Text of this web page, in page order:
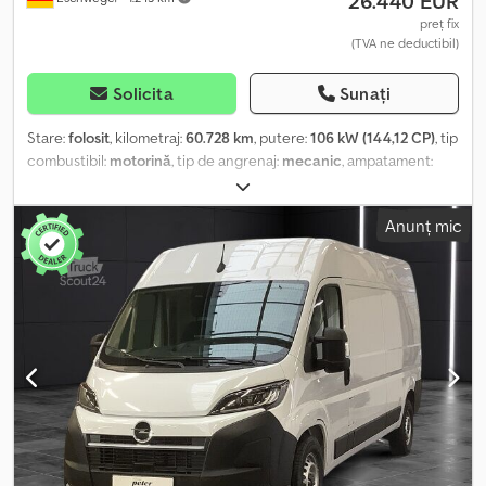
preț fix
(TVA ne deductibil)
Solicita Sunați
Stare:folosit, kilometraj:60.728 km, putere:106 kW (144,12 CP), tip
combustibil: motorină, tip de angrenaj: mecanic, ampatament:
2.850 kg
greutatea maximă de încărcare:1.012 kg, prima înmatriculare:
07/2022, lungimea spațiului de încărcare:
, lățimea
spațiului de încărcare:2.010 mm, înălțime spațiu de încărcare:
1.935 mm, clasă de emisii: Euro 6, culoare:negru , cabină șofer:
, număr de locuri: , An de fabricație: 2022 , lungime totală:
, lățime totală: 1.940 mm , Dotări:aer condiționat, airbag,
computer de bord, controlul tracțiunii, filtru de particule,
proiectoare de ceață, senzori de parcare, sistem de
imobilizare, uşă glisantă
, ----Opel Zafira Life Vivaro Kombi 2.0 D L
– Autoutilitară second-hand cu stil și funcționalitate ---- * Marcă:
Opel * Model: Zafira Life * Variantă model: Vivaro Kombi 2.0 D L
Putere: 106 kW (144 CP) Tip vehicul: Van/Microbuz Caroserie:
autoturism Stare: fără accidente Culoare exterior: Negru
Anunț mic